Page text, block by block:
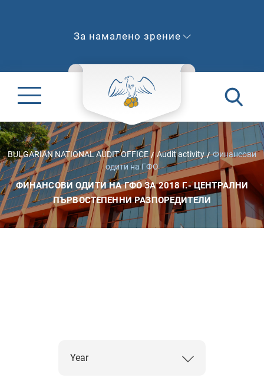
За намалено зрение
BULGARIAN NATIONAL AUDIT OFFICE Audit activity
Финансови
одити на ГФО
ФИНАНСОВИ ОДИТИ НА ГФО ЗА 2018 Г.- ЦЕНТРАЛНИ
ПЪРВОСТЕПЕННИ РАЗПОРЕДИТЕЛИ
Year